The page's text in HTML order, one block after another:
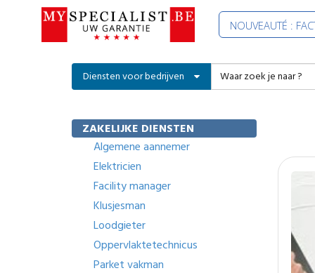
NOUVEAUTÉ :
Diensten voor bedrijven
ZAKELIJKE DIENSTEN
Algemene aannemer
Elektricien
Facility manager
Klusjesman
Loodgieter
Oppervlaktetechnicus
Parket vakman